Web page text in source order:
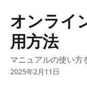
オンライ
用方法
マニュアルの使い方
2025年2月11日